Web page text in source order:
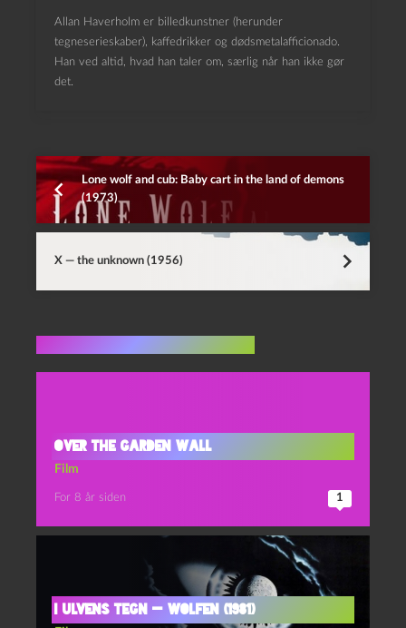
Allan Haverholm er billedkunstner (herunder
tegneserieskaber), kaffedrikker og dødsmetalafficionado.
Han ved altid, hvad han taler om, særlig når han ikke gør
det.
Lone wolf and cub: Baby cart in the land of demons
(1973)
X — the unknown (1956)
Over the Garden Wall
Film
For 8 år siden 1
I ulvens tegn — Wolfen (1981)